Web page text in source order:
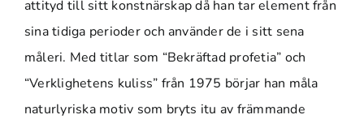
attityd till sitt konstnärskap då han tar element från
sina tidiga perioder och använder de i sitt sena
måleri. Med titlar som “Bekräftad profetia” och
“Verklighetens kuliss” från 1975 börjar han måla
naturlyriska motiv som bryts itu av främmande